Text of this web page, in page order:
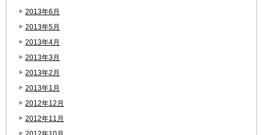
2013年6月
2013年5月
2013年4月
2013年3月
2013年2月
2013年1月
2012年12月
2012年11月